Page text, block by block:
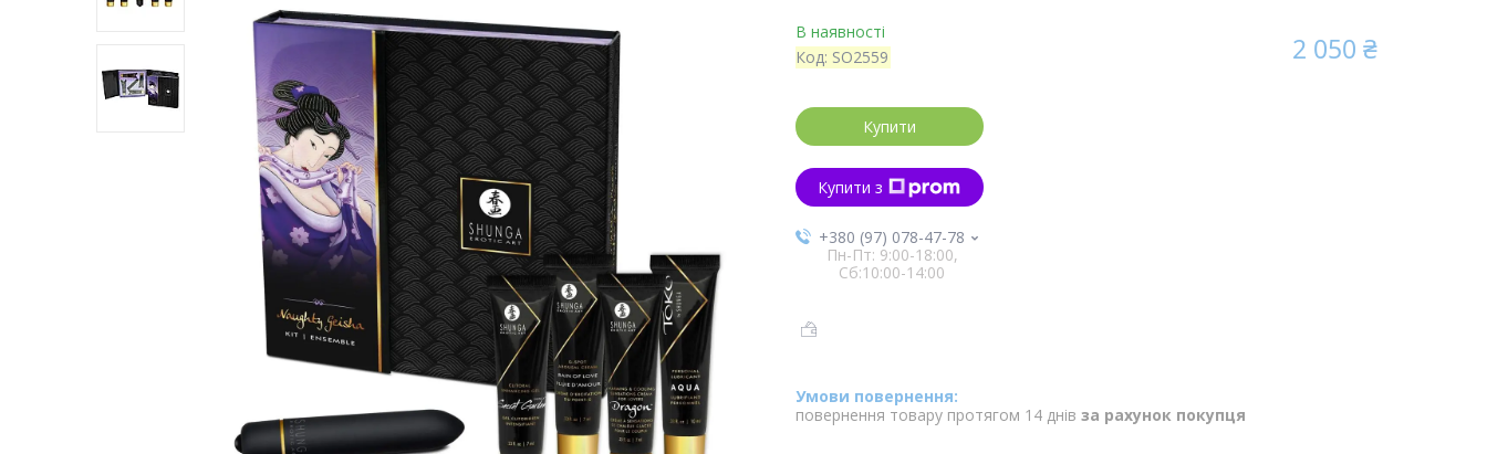
В наявності
Код: SO2559 2 050 ₴
Купити
Купити з
+380 (97) 078-47-78
Пн-Пт: 9:00-18:00,
Сб:10:00-14:00
повернення товару протягом 14 днів за рахунок покупця